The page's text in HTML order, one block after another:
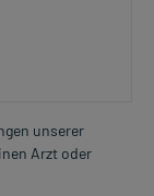
unserer
Arzt oder